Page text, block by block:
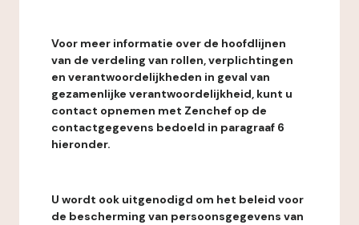
Voor meer informatie over de hoofdlijnen
van de verdeling van rollen, verplichtingen
en verantwoordelijkheden in geval van
gezamenlijke verantwoordelijkheid, kunt u
contact opnemen met Zenchef op de
contactgegevens bedoeld in paragraaf 6
hieronder.
U wordt ook uitgenodigd om het beleid voor
de bescherming van persoonsgegevens van